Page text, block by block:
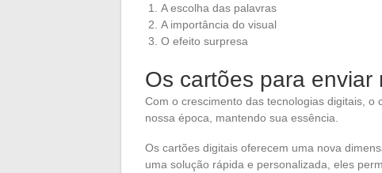
A escolha das palavras
A importância do visual
O efeito surpresa
Os cartões para enviar
Com o crescimento das tecnologias digitais,
nossa época, mantendo sua essência.
Os cartões digitais oferecem uma nova
uma solução rápida e personalizada, eles